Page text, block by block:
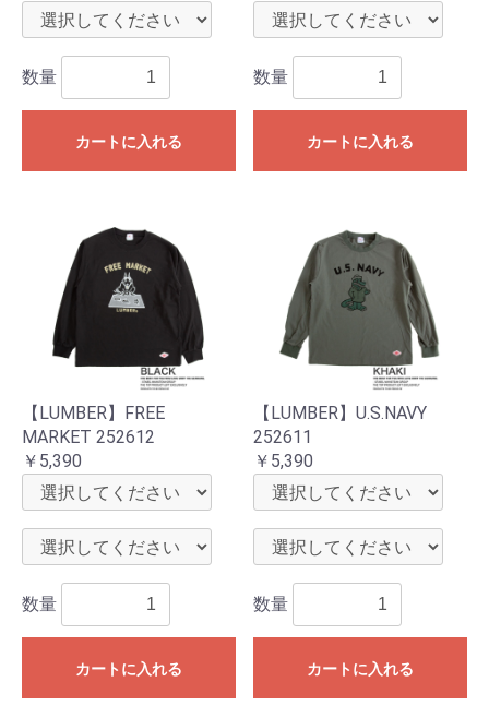
数量
カートに入れる
数量
カートに入れる
【LUMBER】FREE
MARKET 252612
￥5,390
数量
カートに入れる
【LUMBER】U.S.NAVY
252611
￥5,390
数量
カートに入れる